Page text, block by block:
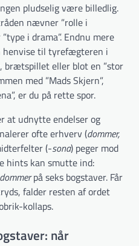
pludselig være billedlig.
nævner ”rolle i
i drama”. Endnu mere
henvise til tyrefægteren i
brætspillet eller blot en ”stor
med ”Mads Skjern”,
er du på rette spor.
at udnytte endelser og
ofte erhverv (dommer,
(-sona) peger mod
hints kan smutte ind:
dommerpå seks bogstaver. Får
falder resten af ordet
kollaps.
når